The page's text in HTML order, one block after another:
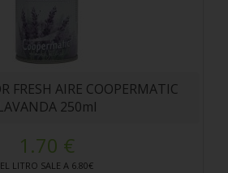
FRESH AIRE COOPERMATIC
250ml
1.70 €
EL LITRO SALE A 6.80€